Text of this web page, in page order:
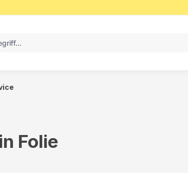
Folie